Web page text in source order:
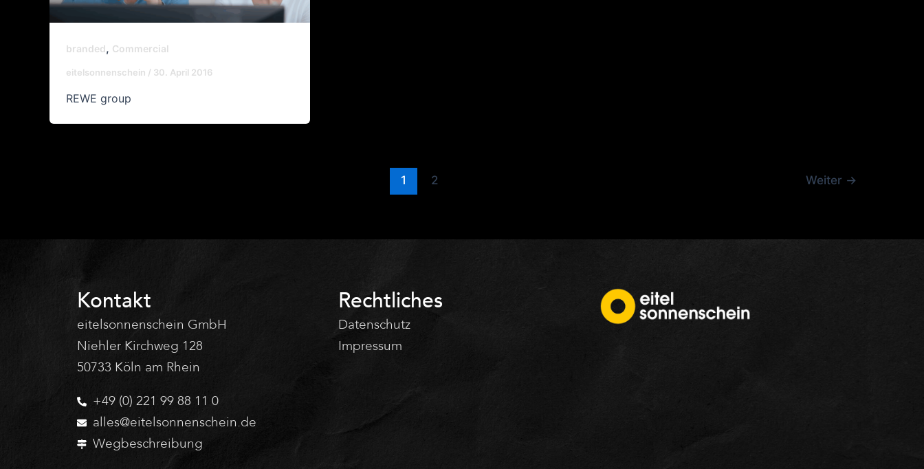
branded, Commercial
eitelsonnenschein / 30. April 2016
REWE group
1 2 Weiter →
Kontakt
eitelsonnenschein GmbH
Niehler Kirchweg 128
50733 Köln am Rhein
+49 (0) 221 99 88 11 0
alles@eitelsonnenschein.de
Wegbeschreibung
Rechtliches
Datenschutz
Impressum